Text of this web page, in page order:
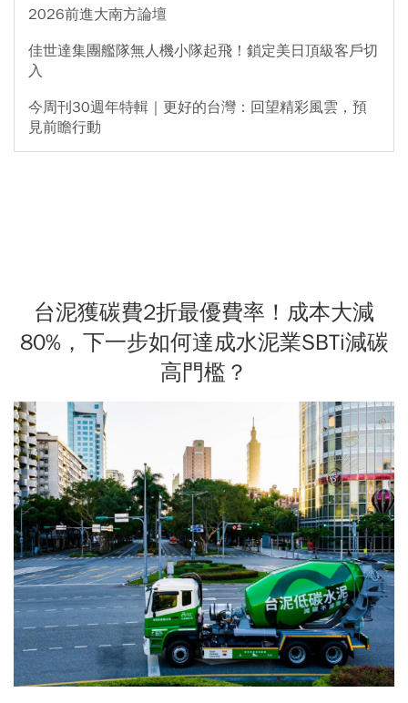
2026前進大南方論壇
佳世達集團艦隊無人機小隊起飛！鎖定美日頂級客戶切
入
今周刊30週年特輯｜更好的台灣：回望精彩風雲，預
見前瞻行動
台泥獲碳費2折最優費率！成本大減
80%，下一步如何達成水泥業SBTi減碳
高門檻？